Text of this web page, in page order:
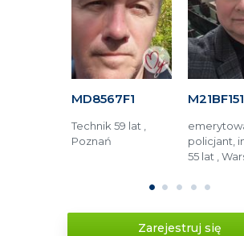
MD8567F1
Technik 59 lat ,
Poznań
M21BF151
policjant,
55 lat ,
1 2 3 4 5
Zarejestruj się